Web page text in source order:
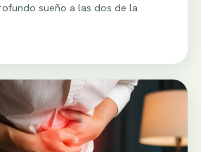
sueño a las dos de la